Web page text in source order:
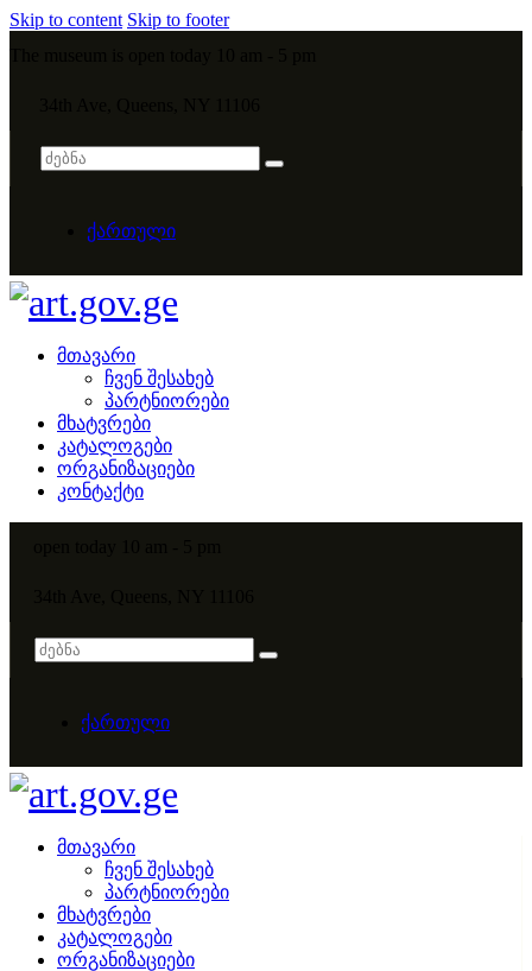
Skip to content Skip to footer
ქართული
მთავარი
ჩვენ შესახებ
პარტნიორები
მხატვრები
კატალოგები
ორგანიზაციები
კონტაქტი
ქართული
მთავარი
ჩვენ შესახებ
პარტნიორები
მხატვრები
კატალოგები
ორგანიზაციები